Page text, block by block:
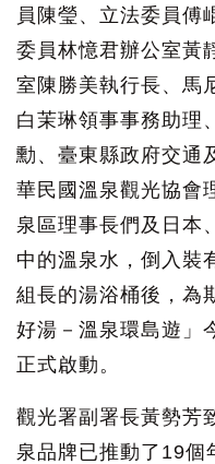
員陳瑩、立法委員傅
委員林憶君辦公室黃
室陳勝美執行長、馬
白茉琳領事事務助理
勳、臺東縣政府交通
華民國溫泉觀光協會
泉區理事長們及日本
中的溫泉水，倒入裝
組長的湯浴桶後，為
好湯－溫泉環島遊」
正式啟動。
觀光署副署長黃勢芳
泉品牌已推動了19個